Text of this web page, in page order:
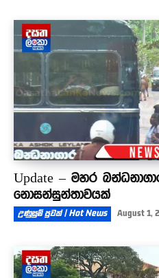
Update – මහර
නොසන්සුන්තාවයක්
උණුසුම් පුවත් | Hot News August 1,